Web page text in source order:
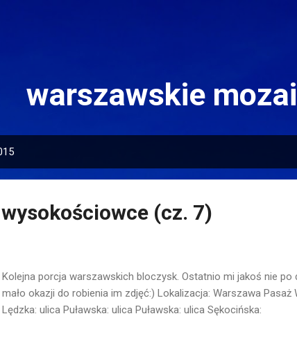
warszawskie
(cz. 7)
Kolejna porcja warszawskich bloczysk. Ostatnio mi jakoś nie
mało okazji do robienia im zdjęć:) Lokalizacja: Warszawa Pasaż
Lędzka: ulica Puławska: ulica Puławska: ulica Sękocińska: